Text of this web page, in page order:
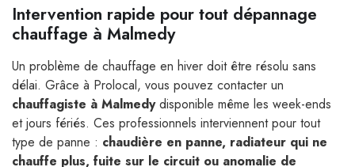
Intervention rapide pour tout dépannage
chauffage à Malmedy
Un problème de chauffage en hiver doit être résolu sans
délai. Grâce à Prolocal, vous pouvez contacter un
chauffagiste à Malmedydisponible même les week-ends
et jours fériés. Ces professionnels interviennent pour tout
type de panne : chaudière en panne, radiateur qui ne
chauffe plus, fuite sur le circuit ou anomalie de